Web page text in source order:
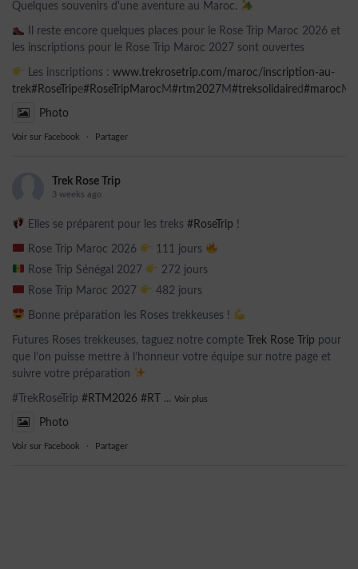
Quelques souvenirs d'une aventure au Maroc.
Il reste encore quelques places pour le Rose Trip Maroc 2026 et
les inscriptions pour le Rose Trip Maroc 2027 sont ouvertes
Les inscriptions : www.trekrosetrip.com/maroc/inscription-au-
trek#RoseTripe#RoseTripMaroc M#rtm2027 M#treksolidaired#maroc
Photo
Voir sur Facebook · Partager
Trek Rose Trip
3 weeks ago
Elles se préparent pour les treks #RoseTrip !
Rose Trip Maroc 2026
111 jours
Rose Trip Sénégal 2027
272 jours
Rose Trip Maroc 2027
482 jours
Bonne préparation les Roses trekkeuses !
Futures Roses trekkeuses, taguez notre compte Trek Rose Trip pour
que l’on puisse mettre à l’honneur votre équipe sur notre page et
suivre votre préparation
#TrekRoseTrip #RTM2026 #RT ... Voir plus
Photo
Voir sur Facebook · Partager